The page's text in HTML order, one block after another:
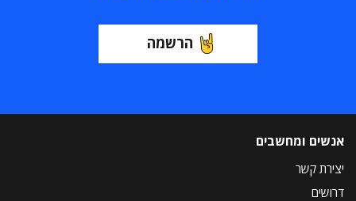
הרשמה
אנשים ומחשבים
יצירת קשר
דרושים